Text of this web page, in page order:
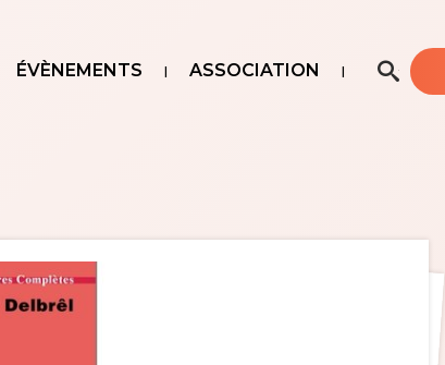
ÉVÈNEMENTS ASSOCIATION Recherche avancée…